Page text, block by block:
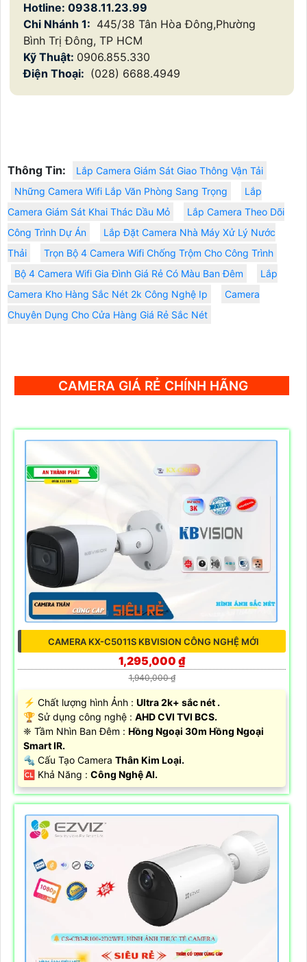
Hotline: 0938.11.23.99
Chi Nhánh 1: 445/38 Tân Hòa Đông,Phường
Bình Trị Đông, TP HCM
Kỹ Thuật: 0906.855.330
Điện Thoại: (028) 6688.4949
Thông Tin:
Lắp Camera Giám Sát Giao Thông Vận Tải
Những Camera Wifi Lắp Văn Phòng Sang Trọng
Lắp
Camera Giám Sát Khai Thác Dầu Mỏ
Lắp Camera Theo Dõi
Công Trình Dự Án
Lắp Đặt Camera Nhà Máy Xử Lý Nước
Thải
Trọn Bộ 4 Camera Wifi Chống Trộm Cho Công Trình
Bộ 4 Camera Wifi Gia Đình Giá Rẻ Có Màu Ban Đêm
Lắp
Camera Kho Hàng Sắc Nét 2k Công Nghệ Ip
Camera
Chuyên Dụng Cho Cửa Hàng Giá Rẻ Sắc Nét
CAMERA GIÁ RẺ CHÍNH HÃNG
CAMERA KX-C5011S KBVISION CÔNG NGHỆ MỚI
1,295,000 ₫
1,940,000 ₫
️⚡ Chất lượng hình Ảnh : Ultra 2k+ sắc nét .
🏆 Sử dụng công nghệ : AHD CVI TVI BCS.
❈ Tầm Nhìn Ban Đêm : Hồng Ngoại 30m Hồng Ngoại
Smart IR.
🔩 Cấu Tạo Camera Thân Kim Loại.
️🆑 Khả Năng : Công Nghệ AI.